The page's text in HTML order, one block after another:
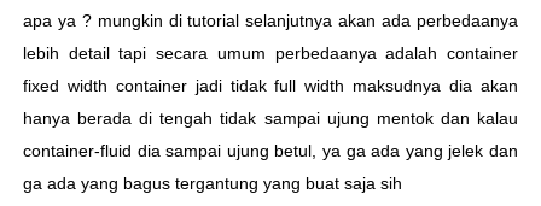
apa ya ? mungkin di tutorial selanjutnya akan ada perbedaanya
lebih detail tapi secara umum perbedaanya adalah container
fixed width container jadi tidak full width maksudnya dia akan
hanya berada di tengah tidak sampai ujung mentok dan kalau
container-fluid dia sampai ujung betul, ya ga ada yang jelek dan
ga ada yang bagus tergantung yang buat saja sih